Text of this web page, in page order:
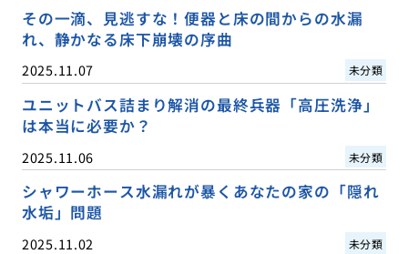
その一滴、見逃すな！便器と床の間からの水漏
れ、静かなる床下崩壊の序曲
2025.11.07 未分類
ユニットバス詰まり解消の最終兵器「高圧洗浄」
は本当に必要か？
2025.11.06 未分類
シャワーホース水漏れが暴くあなたの家の「隠れ
水垢」問題
2025.11.02 未分類